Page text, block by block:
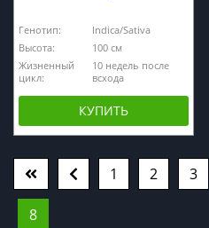
Генотип:
Indica/Sativa
Высота:
100 см
Жизненный
цикл:
10 недель после
всхода
КУПИТЬ
1 2 3
8